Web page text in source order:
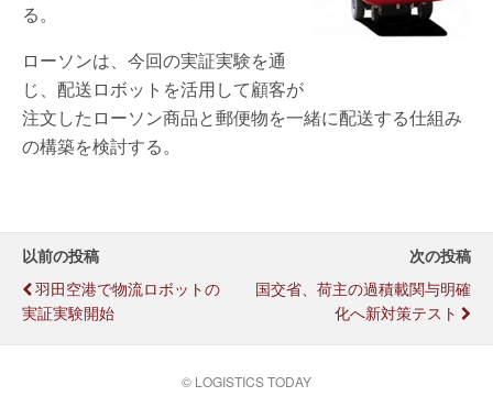
る。
ローソンは、今回の実証実験を通
じ、配送ロボットを活用して顧客が
注文したローソン商品と郵便物を一緒に配送する仕組み
の構築を検討する。
以前の投稿
羽田空港で物流ロボットの
実証実験開始
次の投稿
国交省、荷主の過積載関与明確
化へ新対策テスト
© LOGISTICS TODAY